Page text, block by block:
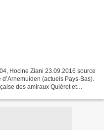
Hocine Ziani 23.09.2016 source
(actuels Pays-Bas).
des amiraux Quiéret et